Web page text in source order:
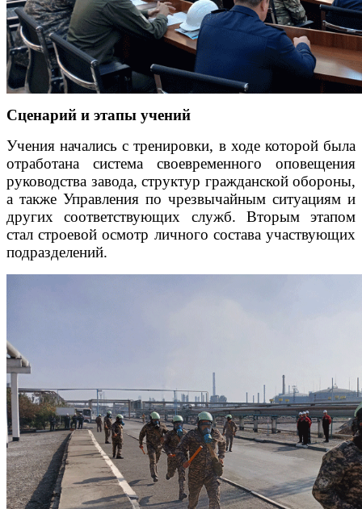
Сценарий и этапы учений
Учения начались с тренировки, в ходе которой была
отработана система своевременного оповещения
руководства завода, структур гражданской обороны,
а также Управления по чрезвычайным ситуациям и
других соответствующих служб. Вторым этапом
стал строевой осмотр личного состава участвующих
подразделений.